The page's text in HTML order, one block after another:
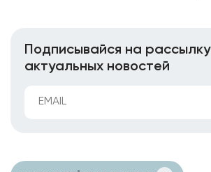
Подписывайся на рассылку
актуальных новостей